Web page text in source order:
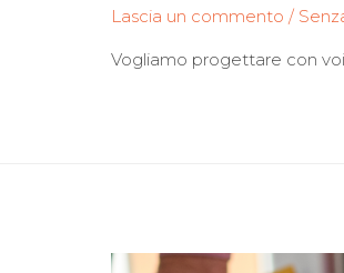
Lascia un commento /
Vogliamo progettare con